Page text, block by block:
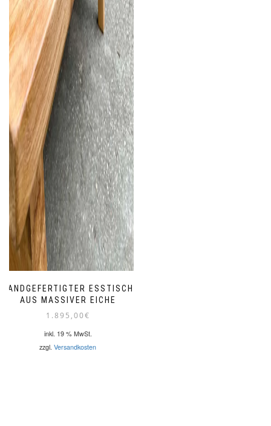
HANDGEFERTIGTER ESSTISCH
AUS MASSIVER EICHE
1.895,00€
inkl. 19 % MwSt.
zzgl. Versandkosten